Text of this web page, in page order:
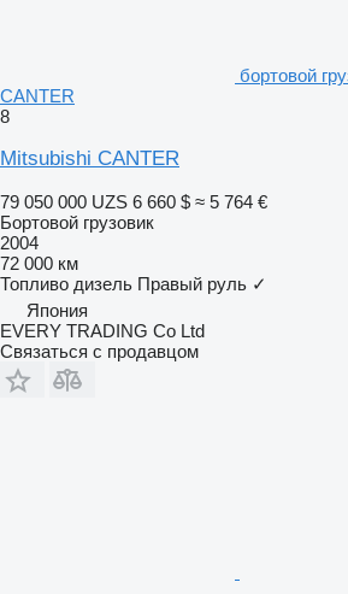
бортовой
CANTER
8
Mitsubishi CANTER
79 050 000 UZS 6 660 $ ≈ 5 764 €
Бортовой грузовик
2004
72 000 км
Топливо дизель Правый руль ✓
Япония
EVERY TRADING Co Ltd
Связаться с продавцом